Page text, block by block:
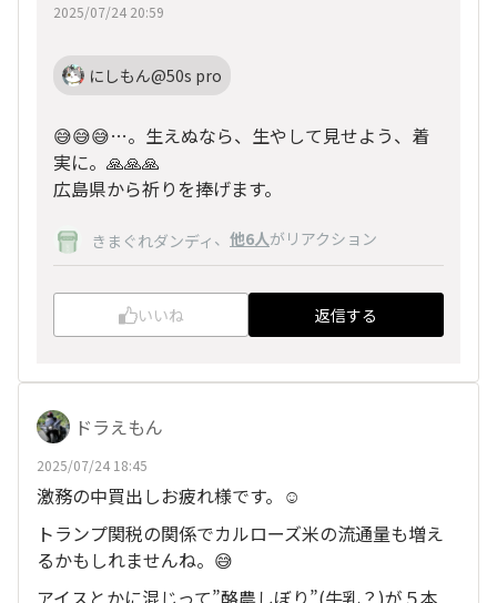
2025/07/24 20:59
にしもん@50s pro
😅😅😅…。生えぬなら、生やして見せよう、着
実に。🙏🙏🙏
広島県から祈りを捧げます。
きまぐれダンディ 、 他6人がリアクション
いいね 返信する
ドラえもん
2025/07/24 18:45
激務の中買出しお疲れ様です。☺️
トランプ関税の関係でカルローズ米の流通量も増え
るかもしれませんね。😅
アイスとかに混じって”酪農しぼり”(牛乳？)が５本